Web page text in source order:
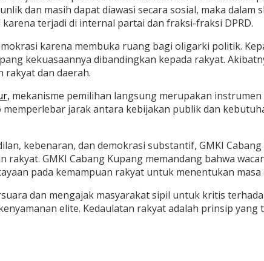
dan masih dapat diawasi secara sosial, maka dalam
terjadi di internal partai dan fraksi-fraksi DPRD.
karena membuka ruang bagi oligarki politik.
kekuasaannya dibandingkan kepada rakyat.
rakyat dan daerah.
mekanisme pemilihan langsung merupakan
jarak antara kebijakan publik dan
kebenaran, dan demokrasi substantif, GMKI
GMKI Cabang Kupang memandang bahwa
pada kemampuan rakyat untuk menentukan masa
dan mengajak masyarakat sipil untuk kritis
elite. Kedaulatan rakyat adalah prinsip